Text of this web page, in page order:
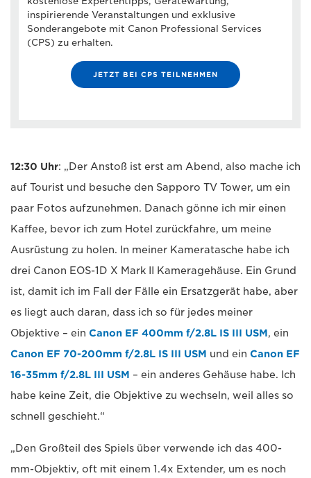
inspirierende Veranstaltungen und exklusive
Sonderangebote mit Canon Professional Services
(CPS) zu erhalten.
JETZT BEI CPS TEILNEHMEN
12:30 Uhr: „Der Anstoß ist erst am Abend, also mache ich
auf Tourist und besuche den Sapporo TV Tower, um ein
paar Fotos aufzunehmen. Danach gönne ich mir einen
Kaffee, bevor ich zum Hotel zurückfahre, um meine
Ausrüstung zu holen. In meiner Kameratasche habe ich
drei Canon EOS-1D X Mark II Kameragehäuse. Ein Grund
ist, damit ich im Fall der Fälle ein Ersatzgerät habe, aber
es liegt auch daran, dass ich so für jedes meiner
Objektive – ein Canon EF 400mm f/2.8L IS III USM, ein
Canon EF 70-200mm f/2.8L IS III USM und ein Canon EF
16-35mm f/2.8L III USM – ein anderes Gehäuse habe. Ich
habe keine Zeit, die Objektive zu wechseln, weil alles so
schnell geschieht.“
„Den Großteil des Spiels über verwende ich das 400-
mm-Objektiv, oft mit einem 1.4x Extender, um es noch